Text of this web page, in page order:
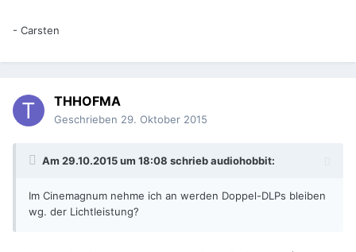
- Carsten
THHOFMA
Geschrieben 29. Oktober 2015
Am 29.10.2015 um 18:08 schrieb audiohobbit:
Im Cinemagnum nehme ich an werden Doppel-DLPs bleiben
wg. der Lichtleistung?